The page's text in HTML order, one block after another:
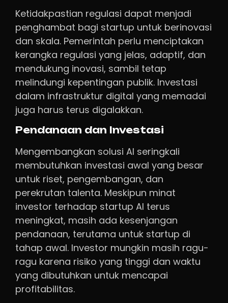
Ketidakpastian regulasi dapat menjadi
penghambat bagi startup untuk berinovasi
dan skala. Pemerintah perlu menciptakan
kerangka regulasi yang jelas, adaptif, dan
mendukung inovasi, sambil tetap
melindungi kepentingan publik. Investasi
dalam infrastruktur digital yang memadai
juga harus terus digalakkan.
Pendanaan dan Investasi
Mengembangkan solusi AI seringkali
membutuhkan investasi awal yang besar
untuk riset, pengembangan, dan
perekrutan talenta. Meskipun minat
investor terhadap startup AI terus
meningkat, masih ada kesenjangan
pendanaan, terutama untuk startup di
tahap awal. Investor mungkin masih ragu-
ragu karena risiko yang tinggi dan waktu
yang dibutuhkan untuk mencapai
profitabilitas.